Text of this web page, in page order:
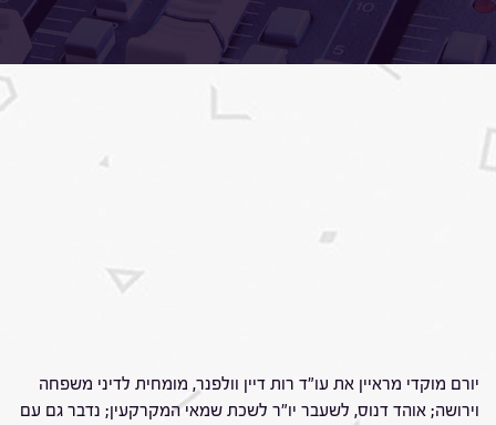
יורם מוקדי מראיין את עו"ד רות דיין וולפנר, מומחית לדיני משפחה
וירושה; אוהד דנוס, לשעבר יו"ר לשכת שמאי המקרקעין; נדבר גם עם